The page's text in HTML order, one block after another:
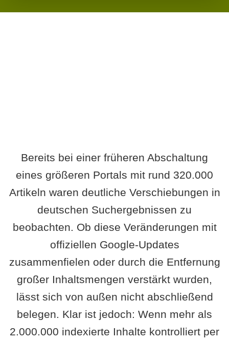
Bereits bei einer früheren Abschaltung
eines größeren Portals mit rund 320.000
Artikeln waren deutliche Verschiebungen in
deutschen Suchergebnissen zu
beobachten. Ob diese Veränderungen mit
offiziellen Google-Updates
zusammenfielen oder durch die Entfernung
großer Inhaltsmengen verstärkt wurden,
lässt sich von außen nicht abschließend
belegen. Klar ist jedoch: Wenn mehr als
2.000.000 indexierte Inhalte kontrolliert per